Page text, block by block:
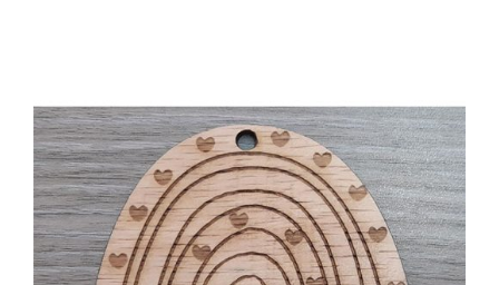
Επικοινωνία
Εισφορές